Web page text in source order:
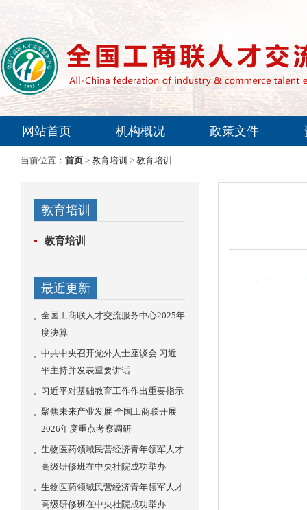
网站首页 机构概况 政策文件
专家委员会
当前位置： 首页 > 教育培训 > 教育培训
教育培训
教育培训
最近更新
全国工商联人才交流服务中心2025年
度决算
中共中央召开党外人士座谈会 习近
平主持并发表重要讲话
习近平对基础教育工作作出重要指示
聚焦未来产业发展 全国工商联开展
2026年度重点考察调研
生物医药领域民营经济青年领军人才
高级研修班在中央社院成功举办
生物医药领域民营经济青年领军人才
高级研修班在中央社院成功举办